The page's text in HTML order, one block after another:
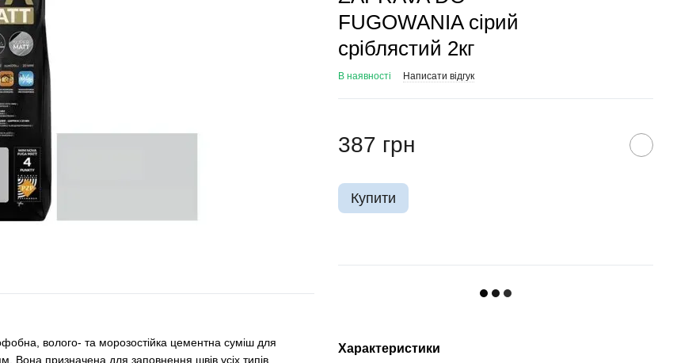
FUGOWANIA сiрий
срiблястий 2кг
В наявності Написати відгук
387 грн
Купити
Характеристики
волого- та морозостійка цементна суміш для
Вона призначена для заповнення швів усіх типів